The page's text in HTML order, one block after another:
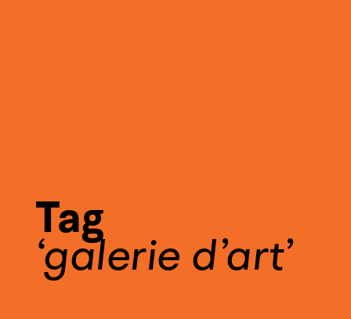
Tag
galerie d’art